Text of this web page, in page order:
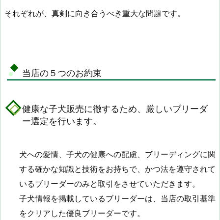
それぞれが、真剣に向き合うべき重大な問題です。
当店の５つのお約束
健康な子犬販売に徹するため、厳しいブリーダ
ー選定を行います。
犬への愛情、子犬の健康への配慮、ブリーディングに関
する確かな知識と技術をお持ちで、かつ法を遵守されて
いるブリーダーのみと取引をさせていただきます。
子犬情報を掲載しているブリーダーは、当店の取引基準
をクリアした優良ブリーダーです。